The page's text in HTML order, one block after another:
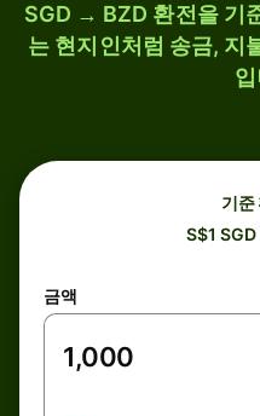
SGD → BZD 환전을 기
는 현지인처럼 송금, 지
기준
S$1
금액